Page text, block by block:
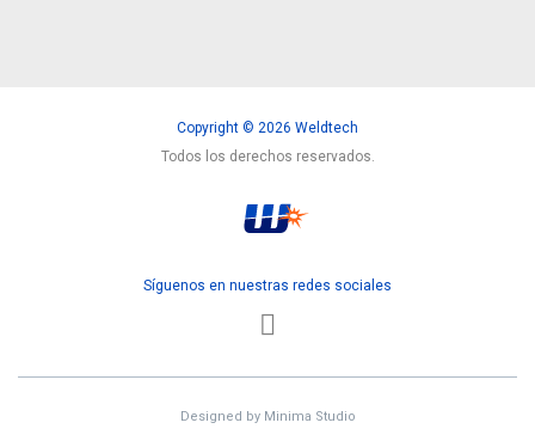
Copyright © 2026 Weldtech
Todos los derechos reservados.
Síguenos en nuestras redes sociales
Designed by Minima Studio